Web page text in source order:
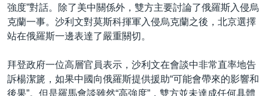
強度”對話。除了美中關係外，雙方主要討論了俄羅斯入侵烏
克蘭一事。沙利文對莫斯科揮軍入侵烏克蘭之後，北京選擇
站在俄羅斯一邊表達了嚴重關切。
拜登政府一位高層官員表示，沙利文在會談中非常直率地告
訴楊潔篪，如果中國向俄羅斯提供援助“可能會帶來的影響和
後果”。但是羅馬會談雖然“高強度”，雙方並未達成任何具體